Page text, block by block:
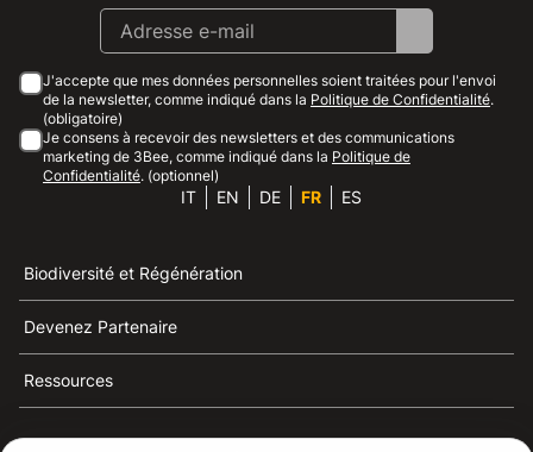
J'accepte que mes données personnelles soient traitées pour l'envoi
de la newsletter, comme indiqué dans la Politique de Confidentialité.
(obligatoire)
Je consens à recevoir des newsletters et des communications
marketing de 3Bee, comme indiqué dans la Politique de
Confidentialité. (optionnel)
IT EN DE FR ES
Biodiversité et Régénération
Devenez Partenaire
Ressources